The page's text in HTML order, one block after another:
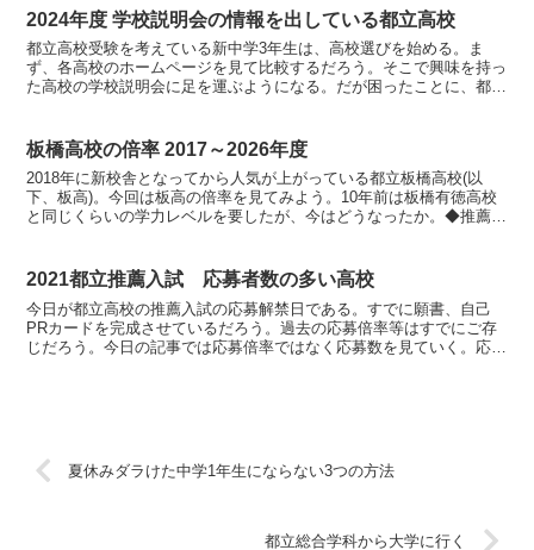
2024年度 学校説明会の情報を出している都立高校
都立高校受験を考えている新中学3年生は、高校選びを始める。ま
ず、各高校のホームページを見て比較するだろう。そこで興味を持っ
た高校の学校説明会に足を運ぶようになる。だが困ったことに、都立
板橋高校の倍率 2017～2026年度
2018年に新校舎となってから人気が上がっている都立板橋高校(以
下、板高)。今回は板高の倍率を見てみよう。10年前は板橋有徳高校
と同じくらいの学力レベルを要したが、今はどうなったか。◆推薦は
2021都立推薦入試 応募者数の多い高校
今日が都立高校の推薦入試の応募解禁日である。すでに願書、自己
PRカードを完成させているだろう。過去の応募倍率等はすでにご存
じだろう。今日の記事では応募倍率ではなく応募数を見ていく。応募
夏休みダラけた中学1年生にならない3つの方法
都立総合学科から大学に行く